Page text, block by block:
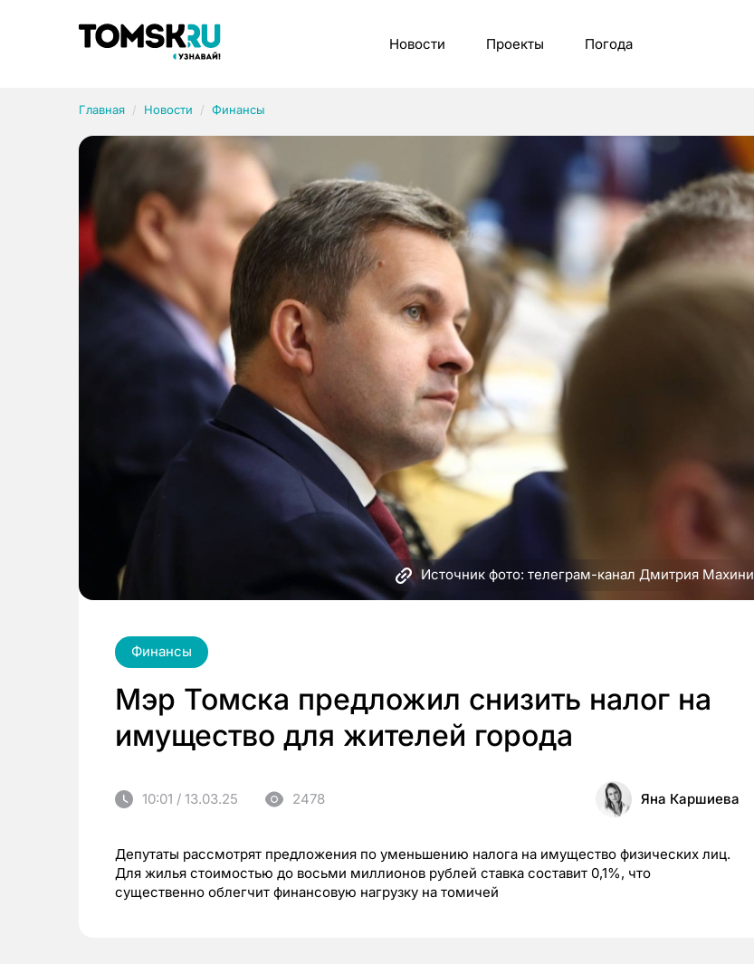
Новости Проекты Погода
Главная Новости Финансы
Источник фото: телеграм-канал Дмитрия Махини
Финансы
Мэр Томска предложил снизить налог на
имущество для жителей города
10:01 / 13.03.25 2478 Яна Каршиева
Депутаты рассмотрят предложения по уменьшению налога на имущество физических лиц.
Для жилья стоимостью до восьми миллионов рублей ставка составит 0,1%, что
существенно облегчит финансовую нагрузку на томичей
Рубрики